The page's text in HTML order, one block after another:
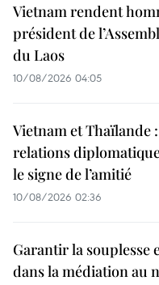
Vietnam rendent
président de
du Laos
10/08/2026 04:05
Vietnam et Thaïlande
relations
le signe de l’amitié
10/08/2026 02:36
Garantir la souplesse
dans la médiation au